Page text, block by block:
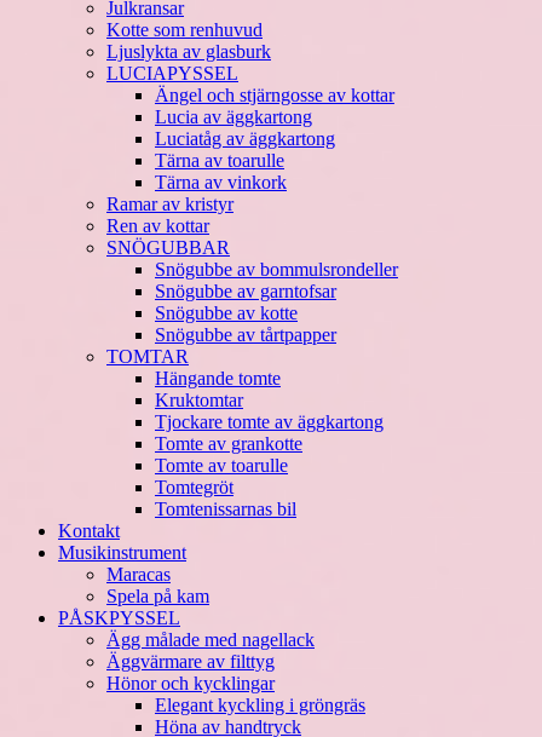
Julkransar
Kotte som renhuvud
Ljuslykta av glasburk
LUCIAPYSSEL
Ängel och stjärngosse av kottar
Lucia av äggkartong
Luciatåg av äggkartong
Tärna av toarulle
Tärna av vinkork
Ramar av kristyr
Ren av kottar
SNÖGUBBAR
Snögubbe av bommulsrondeller
Snögubbe av garntofsar
Snögubbe av kotte
Snögubbe av tårtpapper
TOMTAR
Hängande tomte
Kruktomtar
Tjockare tomte av äggkartong
Tomte av grankotte
Tomte av toarulle
Tomtegröt
Tomtenissarnas bil
Kontakt
Musikinstrument
Maracas
Spela på kam
PÅSKPYSSEL
Ägg målade med nagellack
Äggvärmare av filttyg
Hönor och kycklingar
Elegant kyckling i gröngräs
Höna av handtryck